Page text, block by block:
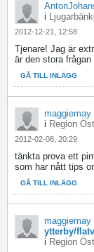
i
2012-12-21, 12:58
Tjenare! Jag är
är den stora
GÅ TILL INLÄGG
maggiemay
i Region
2012-02-08, 20:29
tänkta prova ett
som har nått tips
GÅ TILL INLÄGG
maggiemay
ytterby/
i Region